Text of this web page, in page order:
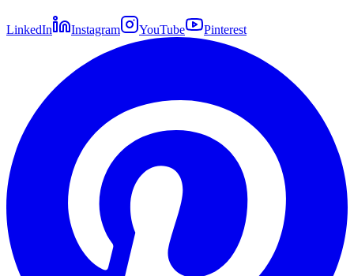
LinkedIn Instagram YouTube Pinterest